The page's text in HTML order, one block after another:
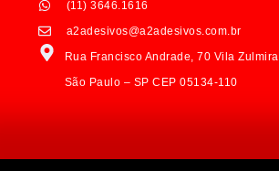
(11) 3646.1616
a2adesivos@a2adesivos.com.br
Rua Francisco Andrade, 70 Vila Zulmira
São Paulo – SP CEP 05134-110